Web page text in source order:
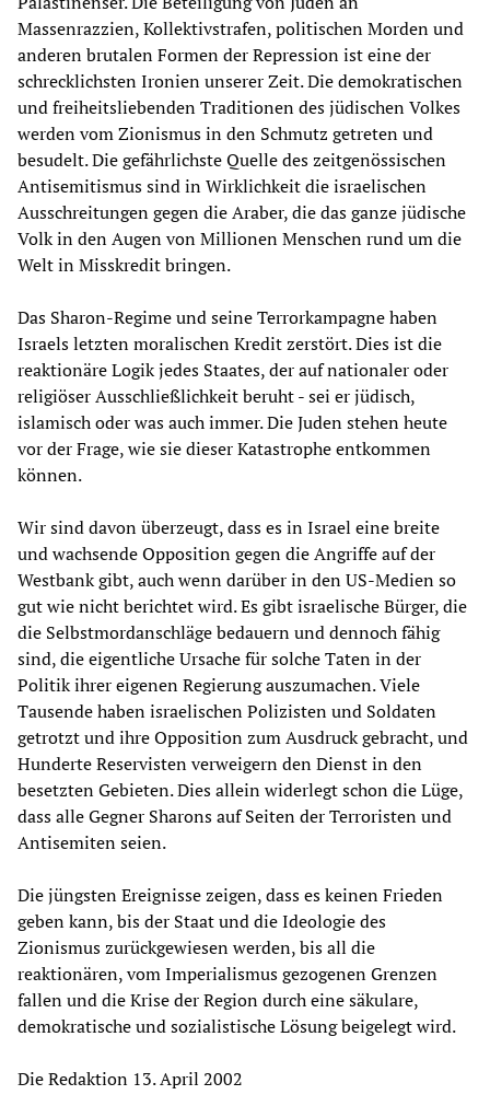
Massenrazzien, Kollektivstrafen, politischen Morden und
anderen brutalen Formen der Repression ist eine der
schrecklichsten Ironien unserer Zeit. Die demokratischen
und freiheitsliebenden Traditionen des jüdischen Volkes
werden vom Zionismus in den Schmutz getreten und
besudelt. Die gefährlichste Quelle des zeitgenössischen
Antisemitismus sind in Wirklichkeit die israelischen
Ausschreitungen gegen die Araber, die das ganze jüdische
Volk in den Augen von Millionen Menschen rund um die
Welt in Misskredit bringen.
Das Sharon-Regime und seine Terrorkampagne haben
Israels letzten moralischen Kredit zerstört. Dies ist die
reaktionäre Logik jedes Staates, der auf nationaler oder
religiöser Ausschließlichkeit beruht - sei er jüdisch,
islamisch oder was auch immer. Die Juden stehen heute
vor der Frage, wie sie dieser Katastrophe entkommen
können.
Wir sind davon überzeugt, dass es in Israel eine breite
und wachsende Opposition gegen die Angriffe auf der
Westbank gibt, auch wenn darüber in den US-Medien so
gut wie nicht berichtet wird. Es gibt israelische Bürger, die
die Selbstmordanschläge bedauern und dennoch fähig
sind, die eigentliche Ursache für solche Taten in der
Politik ihrer eigenen Regierung auszumachen. Viele
Tausende haben israelischen Polizisten und Soldaten
getrotzt und ihre Opposition zum Ausdruck gebracht, und
Hunderte Reservisten verweigern den Dienst in den
besetzten Gebieten. Dies allein widerlegt schon die Lüge,
dass alle Gegner Sharons auf Seiten der Terroristen und
Antisemiten seien.
Die jüngsten Ereignisse zeigen, dass es keinen Frieden
geben kann, bis der Staat und die Ideologie des
Zionismus zurückgewiesen werden, bis all die
reaktionären, vom Imperialismus gezogenen Grenzen
fallen und die Krise der Region durch eine säkulare,
demokratische und sozialistische Lösung beigelegt wird.
Die Redaktion 13. April 2002